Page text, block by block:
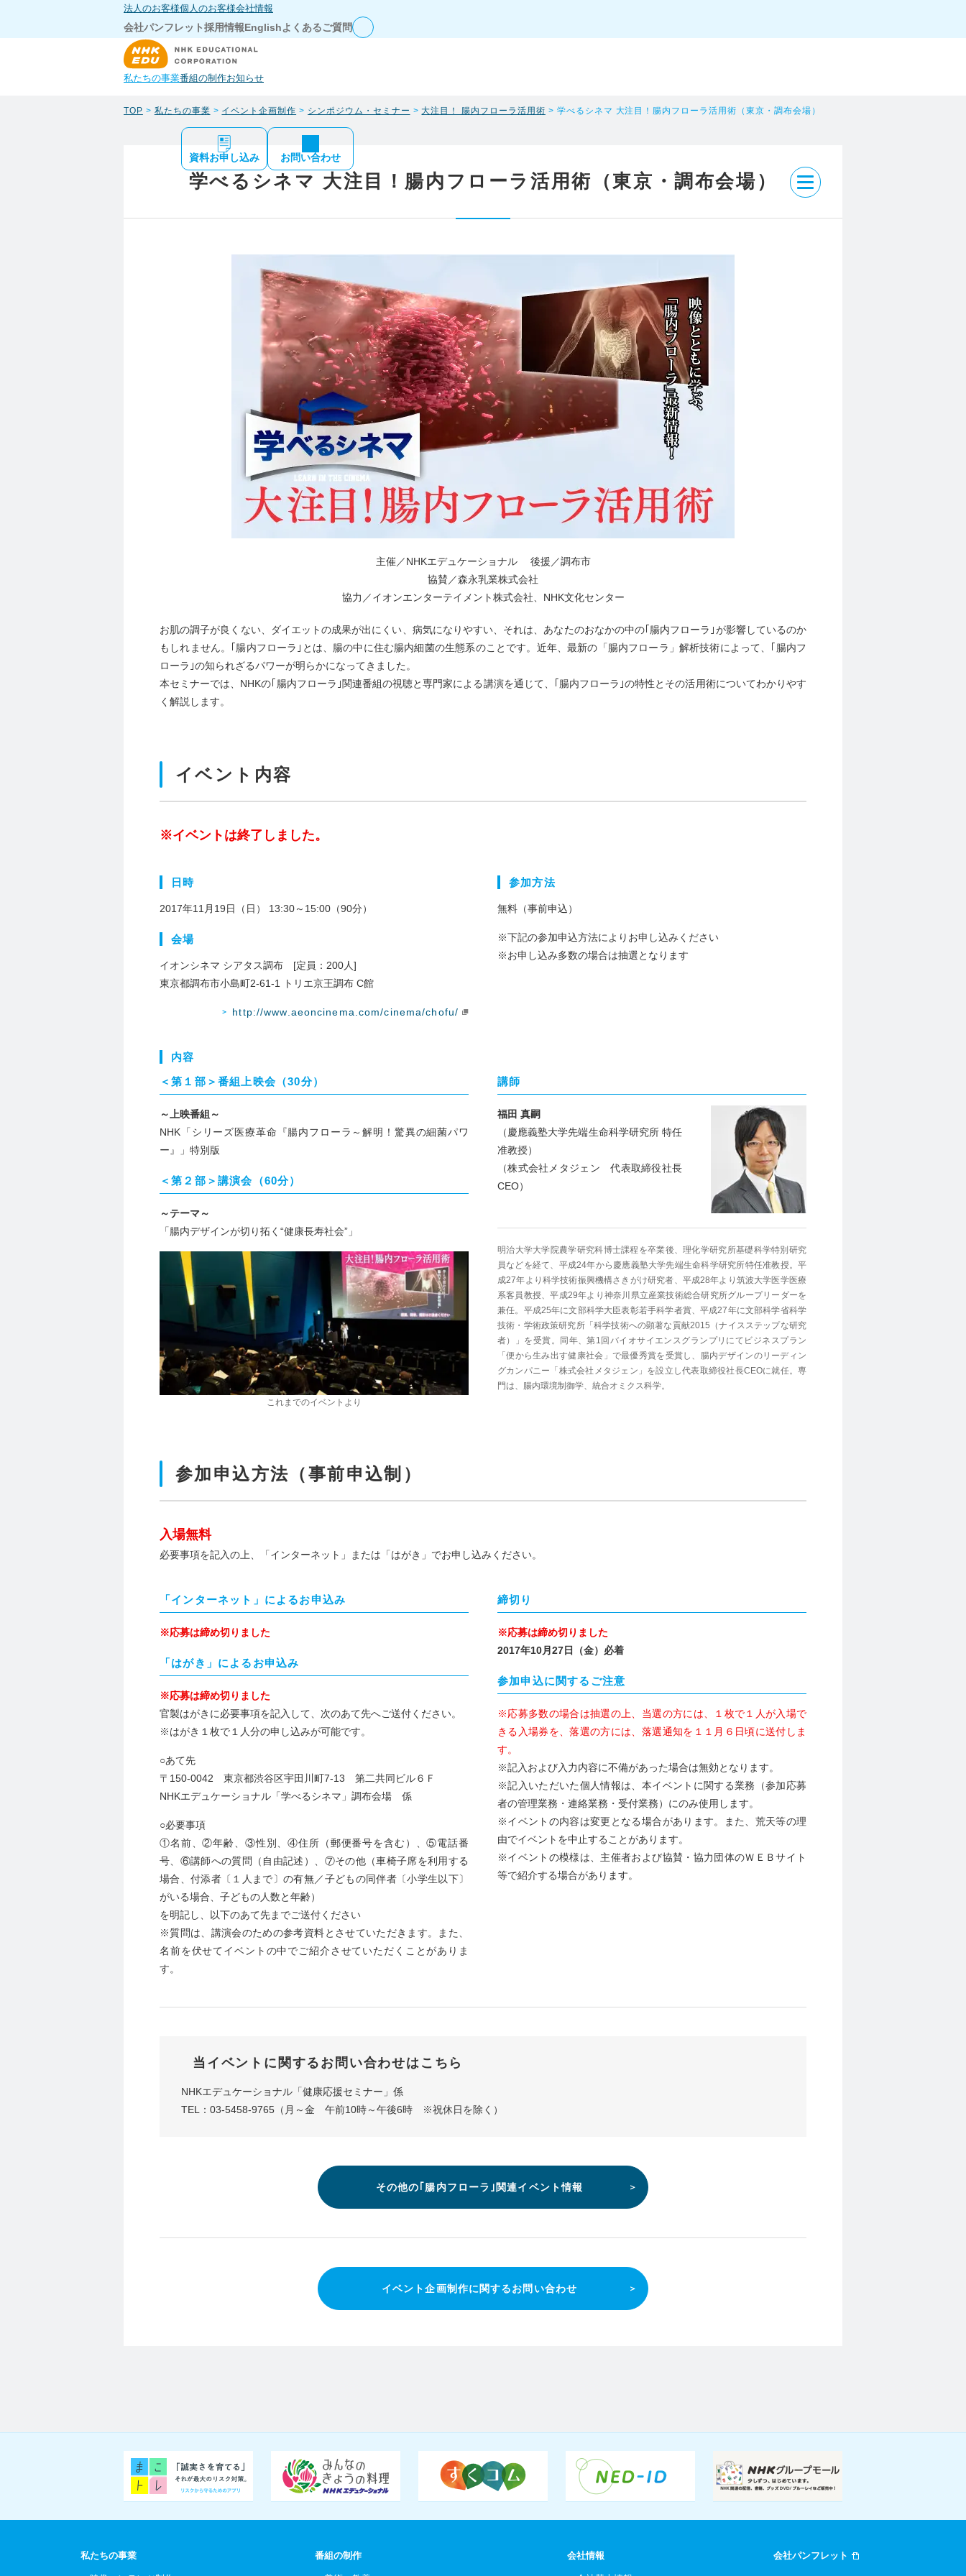
法人のお客様個人のお客様会社情報
会社パンフレット採用情報Englishよくあるご質問
私たちの事業番組の制作お知らせ
資料お申し込み お問い合わせ
TOP > 私たちの事業 > イベント企画制作 > シンポジウム・セミナー >大注目！ 腸内フローラ活用術 > 学べるシネマ 大注目！腸内フローラ活用術（東京・調布会場）
学べるシネマ 大注目！腸内フローラ活用術（東京・調布会場）
主催／NHKエデュケーショナル 後援／調布市
協賛／森永乳業株式会社
協力／イオンエンターテイメント株式会社、NHK文化センター
お肌の調子が良くない、ダイエットの成果が出にくい、病気になりやすい、それは、あなたのおなかの中の｢腸内フローラ｣が影響しているのか
もしれません。｢腸内フローラ｣とは、腸の中に住む腸内細菌の生態系のことです。近年、最新の「腸内フローラ」解析技術によって、｢腸内フ
ローラ｣の知られざるパワーが明らかになってきました。
本セミナーでは、NHKの｢腸内フローラ｣関連番組の視聴と専門家による講演を通じて、｢腸内フローラ｣の特性とその活用術についてわかりやす
く解説します。
イベント内容
※イベントは終了しました。
日時
2017年11月19日（日） 13:30～15:00（90分）
会場
イオンシネマ シアタス調布 [定員：200人]
東京都調布市小島町2-61-1 トリエ京王調布 C館
http://www.aeoncinema.com/cinema/chofu/
参加方法
無料（事前申込）
※下記の参加申込方法によりお申し込みください
※お申し込み多数の場合は抽選となります
内容
＜第１部＞番組上映会（30分）
～上映番組～
NHK「シリーズ医療革命『腸内フローラ～解明！驚異の細菌パワ
ー』」特別版
＜第２部＞講演会（60分）
～テーマ～
「腸内デザインが切り拓く“健康長寿社会”」
これまでのイベントより
講師
福田 真嗣
（慶應義塾大学先端生命科学研究所 特任
准教授）
（株式会社メタジェン 代表取締役社長
CEO）
明治大学大学院農学研究科博士課程を卒業後、理化学研究所基礎科学特別研究
員などを経て、平成24年から慶應義塾大学先端生命科学研究所特任准教授。平
成27年より科学技術振興機構さきがけ研究者、平成28年より筑波大学医学医療
系客員教授、平成29年より神奈川県立産業技術総合研究所グループリーダーを
兼任。平成25年に文部科学大臣表彰若手科学者賞、平成27年に文部科学省科学
技術・学術政策研究所「科学技術への顕著な貢献2015（ナイスステップな研究
者）」を受賞。同年、第1回バイオサイエンスグランプリにてビジネスプラン
「便から生み出す健康社会」で最優秀賞を受賞し、腸内デザインのリーディン
グカンパニー「株式会社メタジェン」を設立し代表取締役社長CEOに就任。専
門は、腸内環境制御学、統合オミクス科学。
参加申込方法（事前申込制）
入場無料
必要事項を記入の上、「インターネット」または「はがき」でお申し込みください。
「インターネット」によるお申込み
※応募は締め切りました
「はがき」によるお申込み
※応募は締め切りました
官製はがきに必要事項を記入して、次のあて先へご送付ください。
※はがき１枚で１人分の申し込みが可能です。
○あて先
〒150-0042 東京都渋谷区宇田川町7-13 第二共同ビル６Ｆ
NHKエデュケーショナル「学べるシネマ」調布会場 係
○必要事項
①名前、②年齢、③性別、④住所（郵便番号を含む）、⑤電話番
号、⑥講師への質問（自由記述）、⑦その他（車椅子席を利用する
場合、付添者〔１人まで〕の有無／子どもの同伴者〔小学生以下〕
がいる場合、子どもの人数と年齢）
を明記し、以下のあて先までご送付ください
※質問は、講演会のための参考資料とさせていただきます。また、
名前を伏せてイベントの中でご紹介させていただくことがありま
す。
締切り
※応募は締め切りました
2017年10月27日（金）必着
参加申込に関するご注意
※応募多数の場合は抽選の上、当選の方には、１枚で１人が入場で
きる入場券を、落選の方には、落選通知を１１月６日頃に送付しま
す。
※記入および入力内容に不備があった場合は無効となります。
※記入いただいた個人情報は、本イベントに関する業務（参加応募
者の管理業務・連絡業務・受付業務）にのみ使用します。
※イベントの内容は変更となる場合があります。また、荒天等の理
由でイベントを中止することがあります。
※イベントの模様は、主催者および協賛・協力団体のＷＥＢサイト
等で紹介する場合があります。
当イベントに関するお問い合わせはこちら
NHKエデュケーショナル「健康応援セミナー」係
TEL：03-5458-9765（月～金 午前10時～午後6時 ※祝休日を除く）
その他の｢腸内フローラ｣関連イベント情報
イベント企画制作に関するお問い合わせ
私たちの事業 番組の制作 会社情報 会社パンフレット